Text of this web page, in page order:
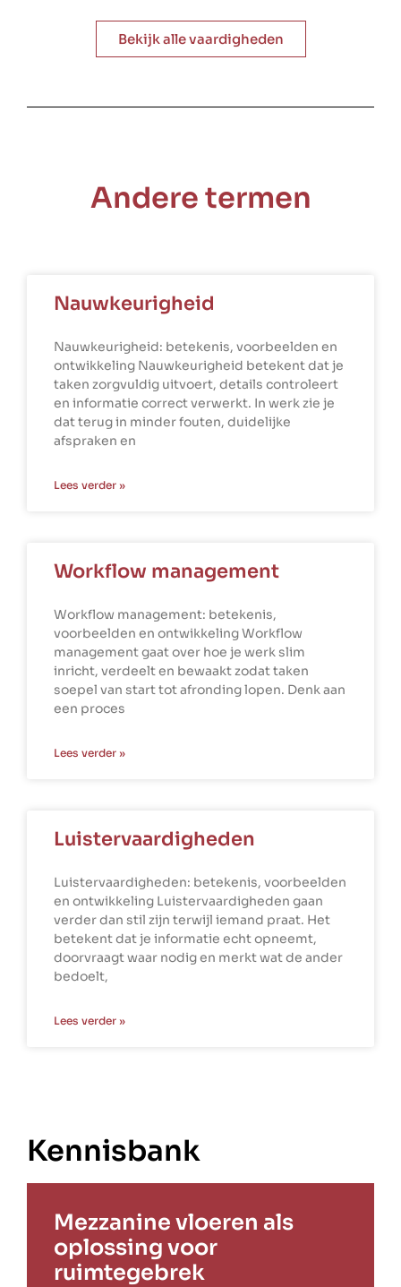
Bekijk alle vaardigheden
Andere termen
Nauwkeurigheid
Nauwkeurigheid: betekenis, voorbeelden en
ontwikkeling Nauwkeurigheid betekent dat je
taken zorgvuldig uitvoert, details controleert
en informatie correct verwerkt. In werk zie je
dat terug in minder fouten, duidelijke
afspraken en
Lees verder »
Workflow management
Workflow management: betekenis,
voorbeelden en ontwikkeling Workflow
management gaat over hoe je werk slim
inricht, verdeelt en bewaakt zodat taken
soepel van start tot afronding lopen. Denk aan
een proces
Lees verder »
Luistervaardigheden
Luistervaardigheden: betekenis, voorbeelden
en ontwikkeling Luistervaardigheden gaan
verder dan stil zijn terwijl iemand praat. Het
betekent dat je informatie echt opneemt,
doorvraagt waar nodig en merkt wat de ander
bedoelt,
Lees verder »
Kennisbank
Mezzanine vloeren als
oplossing voor
ruimtegebrek